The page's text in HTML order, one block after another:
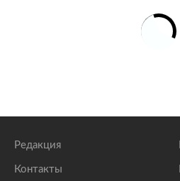
Редакция
Контакты